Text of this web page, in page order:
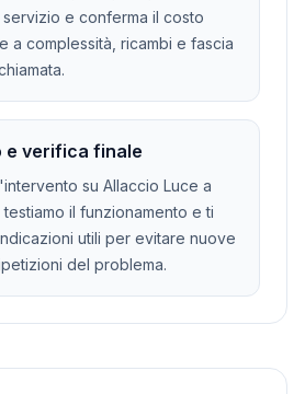
servizio e conferma il costo
a complessità, ricambi e fascia
e verifica finale
su Allaccio Luce a
testiamo il funzionamento e ti
utili per evitare nuove
del problema.